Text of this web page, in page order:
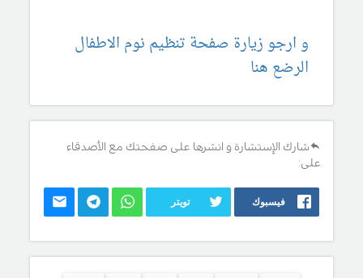
و ارجو زيارة صفحة تنظيم نوم الاطفال
الرضع هنا
شارك الإستشارة و انشرها على صفحتك مع الأصدقاء
على:
فيسبوك تويتر